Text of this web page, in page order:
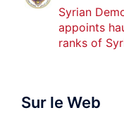
Syrian
appoints
ranks of
ܚܘܪܐ ܐܒܓܪ
Sur le Web